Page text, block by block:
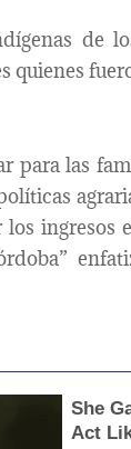
de
quienes
para las
ingresos